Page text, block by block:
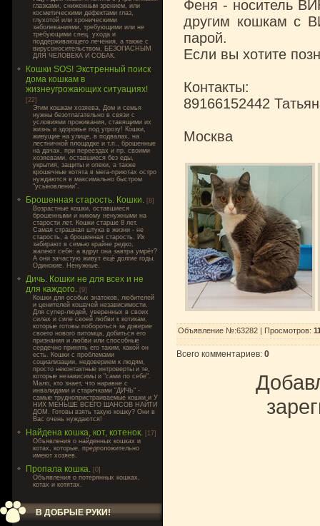
глазками, сниженным зрением, или
косметическими дефектами глаз,
глухотой или хроническими
заболеваниями, требующими или не
требующими спец. ухода и
поддерживающего лечения, а также с
вирусоносительством, БЕЗОПАСНЫМ
ДЛЯ ЧЕЛОВЕКА И СОБАК.
Кошки SOS! Экстренный поиск
дома кошкам в
жизнеугрожающих ситуациях!
[22]
Этим кошкам хозяева, Дом и семья
нужны безотлагательно в связи с
условиями проживания, ставящими их
жизнь и здоровье под угрозу! Кошки,
живущие на улице, в подвалах, на
лестничной площадке и т.п., брошенные
на дачах, при переездах и пр. своими
хозяевами, оставшиеся без еды,
укрытия, защиты и опеки, а также
крошечные котята в мега-приютах остро
нуждаются в максимально быстром
"усыновлении".
Брошенная старость. Кошки. [8]
Возрастные кошки, оставшиеся
брошенными и никому ненужными на
старости лет. Кошки старше 8 лет.
Самая страшная штука в жизни - не
старость, а брошенная старость. Их
забирают в семью крайне редко,
жалеют себя: а вдруг она завтра умрёт?
А они зачастую живут ещё долгие годы.
Одинокие. Ненужные.
Дичь. Кошки не для всех и не
для каждого. [9]
Кошки для особых знатоков, любителей
и ценителей кошачей независимости.
Для супер-людей, уверенных в своих
силах и силе своей любви к котикам,
которые готовы побороться за доверие
своего нового питомца, добиться его
признания и любви или способные
сердечно принять его таким, какой он
есть. Кошки с проблемами
социализации, недоверием к людям,
просто неконтактные интроверты и те,
которые независимы и "сами по себе".
Мало, кто знает, что наравне с
инвалидами и старичками "ДИЧЬ" -
самые труднопристраиваемые кошки и У
НИХ МЕНЬШЕ ВСЕГО ШАНСОВ НАЙТИ
ДОМ. Готовы взять такую кошку? Они в
Вас очень нуждаются!
Найдена кошка, кот, котенок. [17]
Объявления о найденных кошках и
котах, которые, предположительно
имеют хозяев.
Пропала кошка. [0]
Объявления о потерянных кошках,
котах и котятах.
В ДОБРЫЕ РУКИ!
Феня - носитель
другим кошкам с
парой.
Если вы хотите
Контакты:
89166152442
Москва
Объявление №:63282 | Просмотров:
Всего комментариев: 0